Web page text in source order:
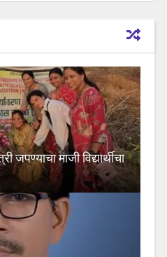
जपण्याचा माजी विद्यार्थीचा